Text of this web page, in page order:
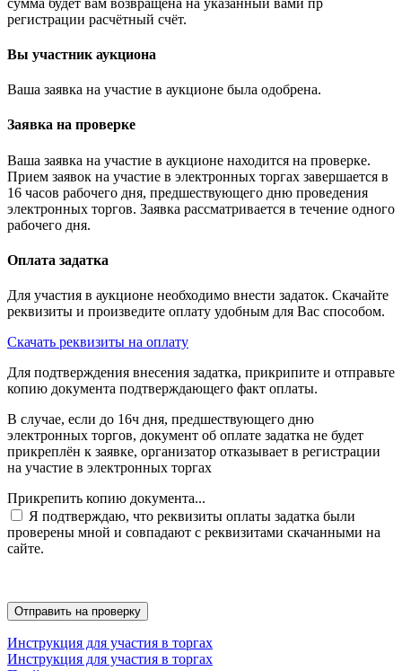
регистрации расчётный счёт.
Вы участник аукциона
Ваша заявка на участие в аукционе была одобрена.
Заявка на проверке
Ваша заявка на участие в аукционе находится на проверке.
Прием заявок на участие в электронных торгах завершается в
16 часов рабочего дня, предшествующего дню проведения
электронных торгов. Заявка рассматривается в течение одного
рабочего дня.
Оплата задатка
Для участия в аукционе необходимо внести задаток. Скачайте
реквизиты и произведите оплату удобным для Вас способом.
Скачать реквизиты на оплату
Для подтверждения внесения задатка, прикрипите и отправьте
копию документа подтверждающего факт оплаты.
В случае, если до 16ч дня, предшествующего дню
электронных торгов, документ об оплате задатка не будет
прикреплён к заявке, организатор отказывает в регистрации
на участие в электронных торгах
Прикрепить копию документа...
Я подтверждаю, что реквизиты оплаты задатка были
проверены мной и совпадают с реквизитами скачанными на
сайте.
Инструкция для участия в торгах
Инструкция для участия в торгах